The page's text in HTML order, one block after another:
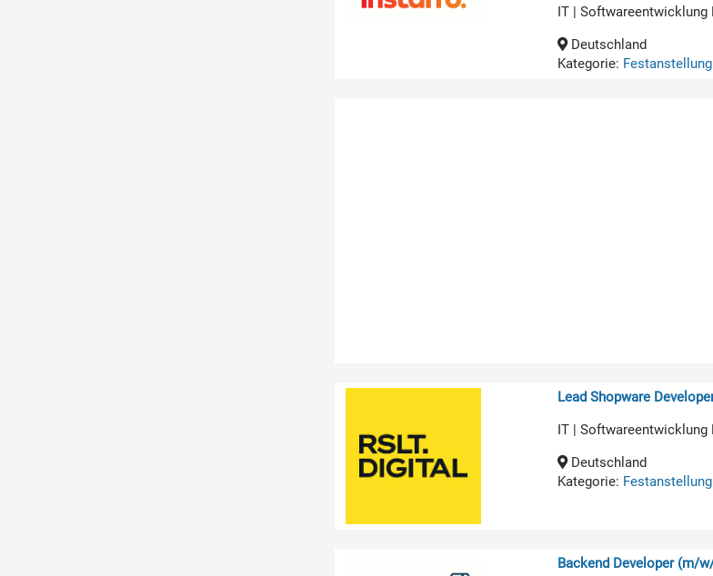
IT |
Deutschland
Kategorie: Festanstellung
Lead Shopware
IT |
Deutschland
Kategorie: Festanstellung
Backend Developer (m/